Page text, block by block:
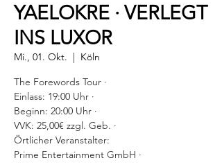
YAELOKRE · VERLEGT
INS LUXOR
Mi., 01. Okt.
  |
Köln
The Forewords Tour ·
Einlass: 19:00 Uhr ·
Beginn: 20:00 Uhr ·
VVK: 25,00€ zzgl. Geb. ·
Örtlicher Veranstalter:
Prime Entertainment GmbH ·